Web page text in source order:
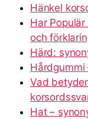
Hänkel
Har
och
Härd:
Hårdgummi
Vad
Hat –